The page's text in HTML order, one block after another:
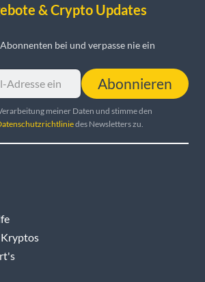
& Crypto Updates
bei und verpasse nie ein
Abonnieren
meiner Daten und stimme den
des Newsletters zu.